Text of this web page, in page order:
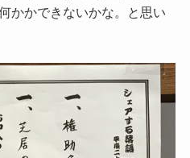
かかできないかな。と思い